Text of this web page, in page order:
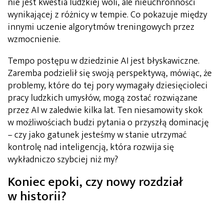
wynikającej z różnicy w tempie. Co pokazuje między
innymi uczenie algorytmów treningowych przez
wzmocnienie.
Tempo postępu w dziedzinie AI jest błyskawiczne.
Zaremba podzielił się swoją perspektywą, mówiąc, że
problemy, które do tej pory wymagały dziesięcioleci
pracy ludzkich umysłów, mogą zostać rozwiązane
przez AI w zaledwie kilka lat. Ten niesamowity skok
w możliwościach budzi pytania o przyszłą dominację
– czy jako gatunek jesteśmy w stanie utrzymać
kontrolę nad inteligencją, która rozwija się
wykładniczo szybciej niż my?
Koniec epoki, czy nowy rozdział
w historii?